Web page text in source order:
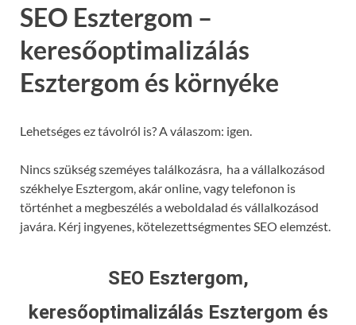
SEO Esztergom –
keresőoptimalizálás
Esztergom és környéke
Lehetséges ez távolról is? A válaszom: igen.
Nincs szükség szeméyes találkozásra, ha a vállalkozásod
székhelye Esztergom, akár online, vagy telefonon is
történhet a megbeszélés a weboldalad és vállalkozásod
javára. Kérj ingyenes, kötelezettségmentes SEO elemzést.
SEO Esztergom,
keresőoptimalizálás Esztergom és